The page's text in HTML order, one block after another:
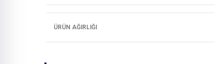
ÜRÜN AĞIRLIĞI